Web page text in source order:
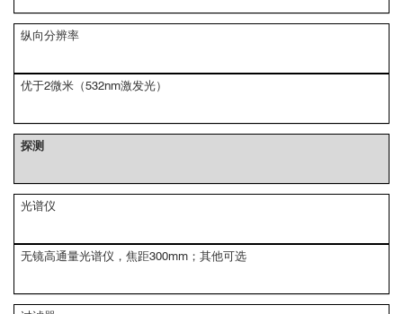
纵向分辨率
优于2微米（532nm激发光）
探测
光谱仪
无镜高通量光谱仪，焦距300mm；其他可选